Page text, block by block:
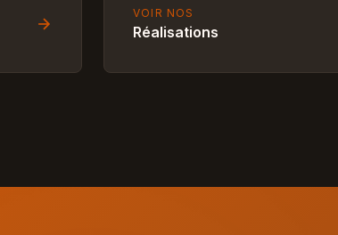
VOIR NOS
Réalisations